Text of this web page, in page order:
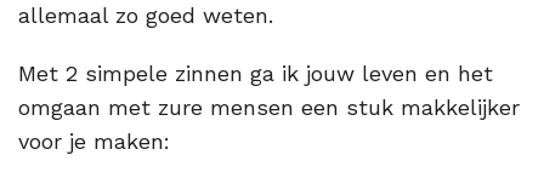
allemaal zo goed weten.
Met 2 simpele zinnen ga ik jouw leven en het
omgaan met zure mensen een stuk makkelijker
voor je maken: